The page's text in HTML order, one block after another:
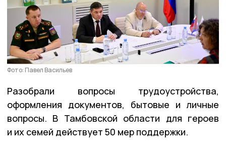
Фото: Павел Васильев
Разобрали вопросы трудоустройства,
оформления документов, бытовые и личные
вопросы. В Тамбовской области для героев
и их семей действует 50 мер поддержки.